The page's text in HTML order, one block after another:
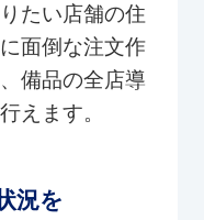
たい店舗の住
面倒な注文作
備品の全店導
えます。
況を